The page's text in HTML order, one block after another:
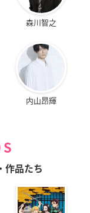
森川智之
内山昂輝
作品たち